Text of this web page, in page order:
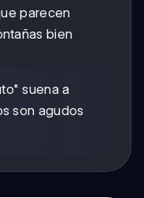
parecen
bien
suena a
son agudos